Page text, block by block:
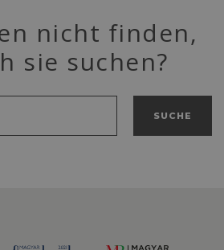
nicht finden,
sie suchen?
SUCHE